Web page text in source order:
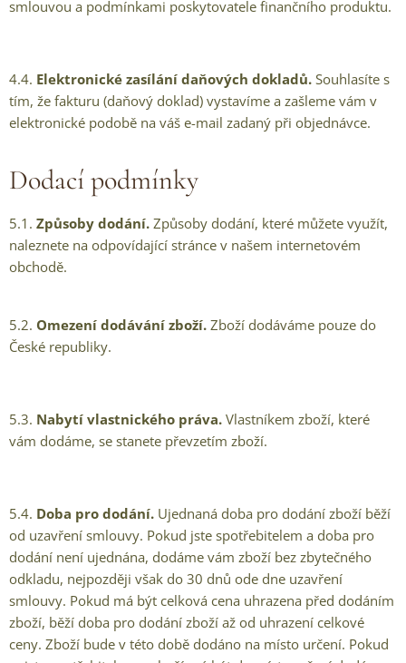
smlouvou a podmínkami poskytovatele finančního produktu.
4.4. Elektronické zasílání daňových dokladů. Souhlasíte s
tím, že fakturu (daňový doklad) vystavíme a zašleme vám v
elektronické podobě na váš e-mail zadaný při objednávce.
Dodací podmínky
5.1. Způsoby dodání. Způsoby dodání, které můžete využít,
naleznete na odpovídající stránce v našem internetovém
obchodě.
5.2. Omezení dodávání zboží. Zboží dodáváme pouze do
České republiky.
5.3. Nabytí vlastnického práva. Vlastníkem zboží, které
vám dodáme, se stanete převzetím zboží.
5.4. Doba pro dodání. Ujednaná doba pro dodání zboží běží
od uzavření smlouvy. Pokud jste spotřebitelem a doba pro
dodání není ujednána, dodáme vám zboží bez zbytečného
odkladu, nejpozději však do 30 dnů ode dne uzavření
smlouvy. Pokud má být celková cena uhrazena před dodáním
zboží, běží doba pro dodání zboží až od uhrazení celkové
ceny. Zboží bude v této době dodáno na místo určení. Pokud